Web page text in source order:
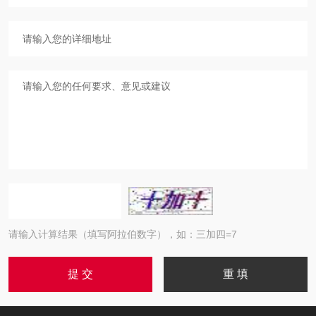
请输入计算结果（填写阿拉伯数字），如：三加四=7